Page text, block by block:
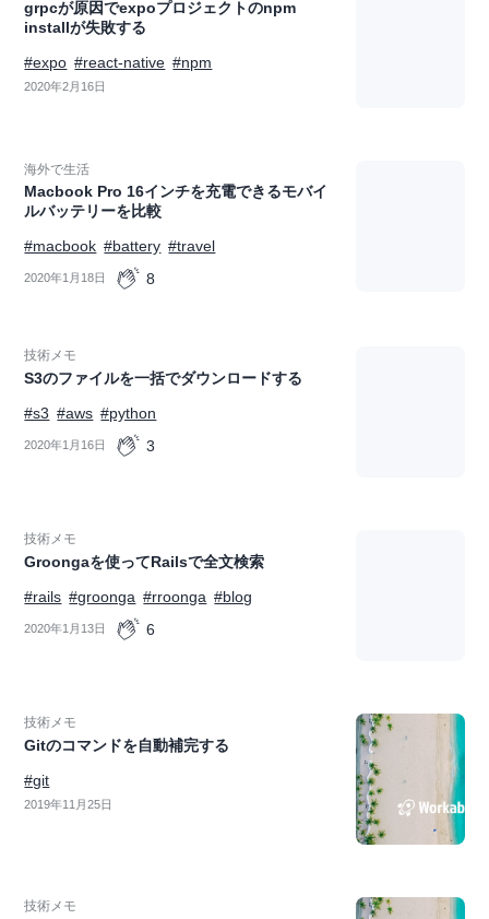
grpcが原因でexpoプロジェクトのnpm
installが失敗する
#expo #react-native #npm
2020年2月16日
海外で生活
Macbook Pro 16インチを充電できるモバイ
ルバッテリーを比較
#macbook #battery #travel
2020年1月18日 8
技術メモ
S3のファイルを一括でダウンロードする
#s3 #aws #python
2020年1月16日 3
技術メモ
Groongaを使ってRailsで全文検索
#rails #groonga #rroonga #blog
2020年1月13日 6
技術メモ
Gitのコマンドを自動補完する
#git
2019年11月25日
技術メモ